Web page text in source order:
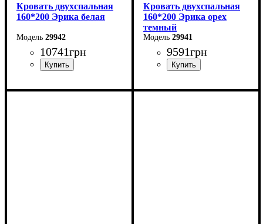
Кровать двухспальная
160*200 Эрика белая
29942
10741грн
Ширина: 160 см
Кровать двухспальная
160*200 Эрика орех
темный
29941
9591грн
Ширина: 160 см